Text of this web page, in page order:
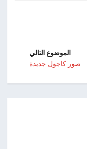
الموضوع التالي
صور كاجول جديدة